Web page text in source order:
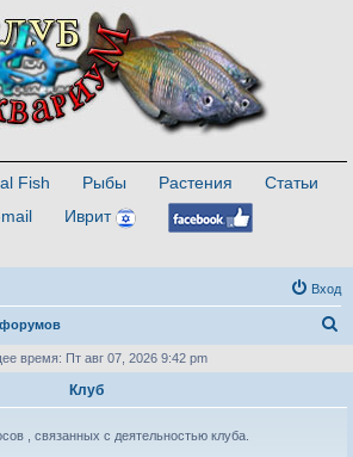
Fish Рыбы Растения
Статьи
Иврит
Вход
с
время: Пт авг 07, 2026 9:42 pm
Клуб
, связанных с деятельностью клуба.